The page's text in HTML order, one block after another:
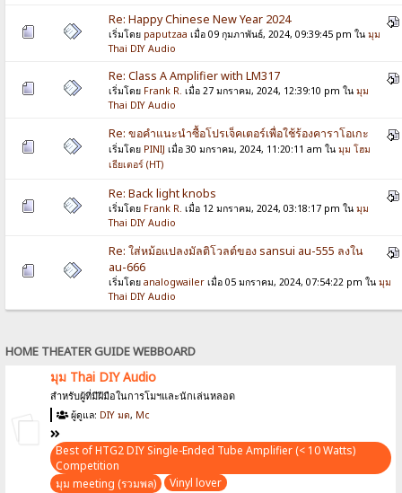
Re: Happy Chinese New Year 2024
เริ่มโดย paputzaa เมื่อ 09 กุมภาพันธ์, 2024, 09:39:45 pm ในมุม
Thai DIY Audio
Re: Class A Amplifier with LM317
เริ่มโดย Frank R. เมื่อ 27 มกราคม, 2024, 12:39:10 pm ในมุม
Thai DIY Audio
Re: ขอคำแนะนำ​ซื้อ​โปรเจ็ค​เตอร์​เพื่อใช้ร้องคาราโอเกะ​
เริ่มโดย PINIJ เมื่อ 30 มกราคม, 2024, 11:20:11 am ในมุม โฮม
เธียเตอร์ (HT)
Re: Back light knobs
เริ่มโดย Frank R. เมื่อ 12 มกราคม, 2024, 03:18:17 pm ในมุม
Thai DIY Audio
Re: ใส่หม้อแปลงมัลติโวลต์ของ sansui au-555 ลงใน
au-666
เริ่มโดยanalogwailer เมื่อ 05 มกราคม, 2024, 07:54:22 pm ในมุม
Thai DIY Audio
HOME THEATER GUIDE WEBBOARD
มุม Thai DIY Audio
สำหรับผู้ที่มีฝีมือในการโมฯและนักเล่นหลอด
ผู้ดูแล: DIY มด, Mc
Best of HTG2 DIY Single-Ended Tube Amplifier (< 10 Watts)
Competition
มุม meeting (รวมพล)
Vinyl lover